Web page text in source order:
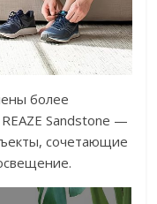
более
Sandstone —
сочетающие